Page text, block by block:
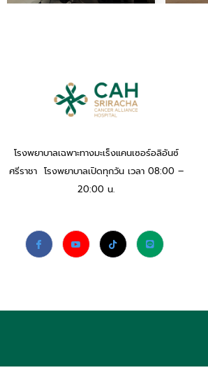
โรงพยาบาลเฉพาะทางมะเร็งแคนเซอร์อลิอันซ์
ศรีราชา โรงพยาบาลเปิดทุกวัน เวลา 08:00 –
20:00 น.